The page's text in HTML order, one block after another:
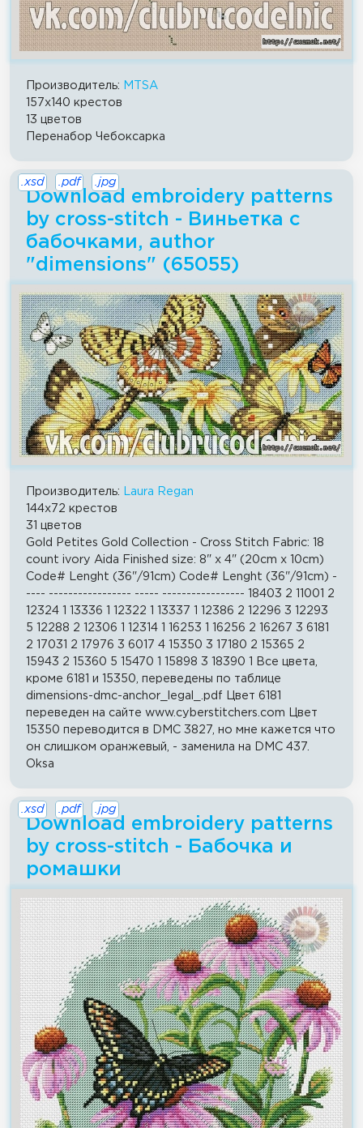
Производитель:
MTSA
157x140 крестов
13 цветов
Перенабор Чебоксарка
Download embroidery patterns
by cross-stitch - Виньетка с
бабочками, author
"dimensions" (65055)
.xsd .pdf .jpg
Производитель:
Laura Regan
144x72 крестов
31 цветов
Gold Petites Gold Collection - Cross Stitch Fabric: 18
count ivory Aida Finished size: 8" x 4" (20cm x 10cm)
Code# Lenght (36"/91cm) Code# Lenght (36"/91cm) -
---- ----------------- ----- ----------------- 18403 2 11001 2
12324 1 13336 1 12322 1 13337 1 12386 2 12296 3 12293
5 12288 2 12306 1 12314 1 16253 1 16256 2 16267 3 6181
2 17031 2 17976 3 6017 4 15350 3 17180 2 15365 2
15943 2 15360 5 15470 1 15898 3 18390 1 Все цвета,
кроме 6181 и 15350, переведены по таблице
dimensions-dmc-anchor_legal_.pdf Цвет 6181
переведен на сайте www.cyberstitchers.com Цвет
15350 переводится в DMC 3827, но мне кажется что
он слишком оранжевый, - заменила на DMC 437.
Oksa
Download embroidery patterns
by cross-stitch - Бабочка и
ромашки
.xsd .pdf .jpg